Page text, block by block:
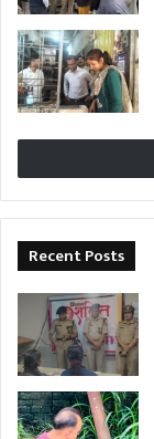
Recent Posts